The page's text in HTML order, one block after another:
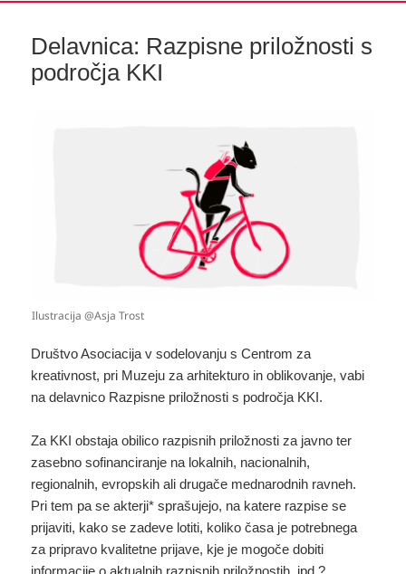
Delavnica: Razpisne priložnosti s
področja KKI
Ilustracija @Asja Trost
Društvo Asociacija v sodelovanju s Centrom za
kreativnost, pri Muzeju za arhitekturo in oblikovanje, vabi
na delavnico Razpisne priložnosti s področja KKI.
Za KKI obstaja obilico razpisnih priložnosti za javno ter
zasebno sofinanciranje na lokalnih, nacionalnih,
regionalnih, evropskih ali drugače mednarodnih ravneh.
Pri tem pa se akterji* sprašujejo, na katere razpise se
prijaviti, kako se zadeve lotiti, koliko časa je potrebnega
za pripravo kvalitetne prijave, kje je mogoče dobiti